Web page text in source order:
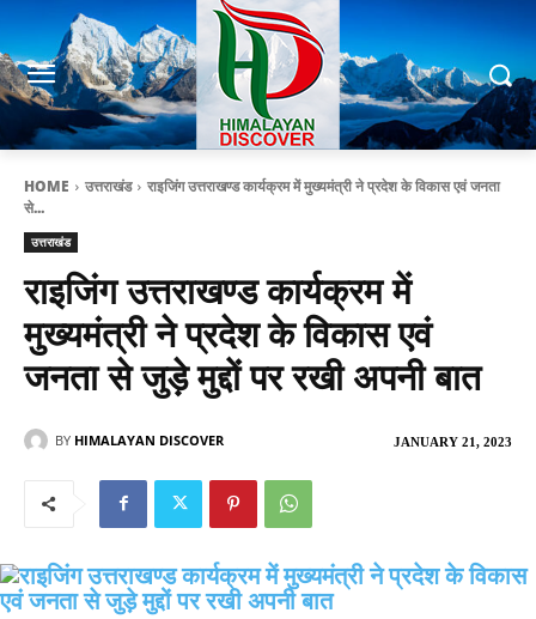
HOME उत्तराखंड
राइजिंग उत्तराखण्ड कार्यक्रम में मुख्यमंत्री ने प्रदेश के विकास एवं जनता
से...
उत्तराखंड
राइजिंग उत्तराखण्ड कार्यक्रम में
मुख्यमंत्री ने प्रदेश के विकास एवं
जनता से जुड़े मुद्दों पर रखी अपनी बात
JANUARY 21, 2023
BY HIMALAYAN DISCOVER